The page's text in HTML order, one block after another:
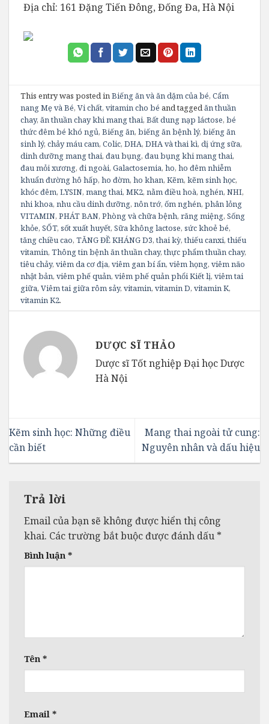
Địa chỉ: 161 Đặng Tiến Đông, Đống Đa, Hà Nội
This entry was posted inBiếng ăn và ăn dặm của bé,Cẩm
nang Mẹ và Bé,Vi chất, vitamin cho bé and taggedăn thuần
chay,ăn thuần chay khi mang thai,Bất dung nạp láctose,bé
thức đêm bé khó ngủ,Biếng ăn,biếng ăn bệnh lý,biếng ăn
sinh lý,chảy máu cam,Colic,DHA,DHA và thai kì,dị ứng sữa,
dinh dưỡng mang thai,đau bụng,đau bụng khi mang thai,
đau mỏi xương,đi ngoài,Galactosemia,ho,ho đêm nhiễm
khuẩn đường hô hấp,ho đờm,ho khan,Kẽm,kẽm sinh học,
khóc đêm,LYSIN,mang thai,MK2,nằm điều hoà,nghén,NHI,
nhi khoa,nhu cầu dinh dưỡng,nôn trớ,ốm nghén,phân lỏng
VITAMIN,PHÁT BAN,Phòng và chữa bệnh,răng miệng,Sống
khỏe,SỐT,sốt xuất huyết,Sữa không lactose,sức khoẻ bé,
tăng chiều cao,TĂNG ĐỀ KHÁNG D3,thai kỳ,thiếu canxi,thiếu
vitamin,Thông tin bệnh ăn thuần chay,thực phẩm thuần chay,
tiêu chảy,viêm da cơ địa,viêm gan bí ẩn,viêm họng,viêm não
nhật bản,viêm phế quản,viêm phế quản phổi Kiết lị,viêm tai
giữa,Viêm tai giữa rôm sảy,vitamin,vitamin D,vitamin K,
vitamin K2.
DƯỢC SĨ THẢO
Dược sĩ Tốt nghiệp Đại học Dược
Hà Nội
Kẽm sinh học: Những điều
cần biết
Mang thai ngoài tử cung:
Nguyên nhân và dấu hiệu
Trả lời
Email của bạn sẽ không được hiển thị công
khai. Các trường bắt buộc được đánh dấu *
Bình luận *
Tên *
Email *